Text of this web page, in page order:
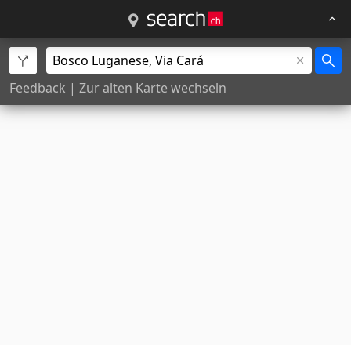
Feedback | Zur alten Karte wechseln